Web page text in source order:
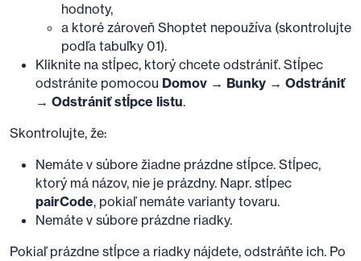
hodnoty,
a ktoré zároveň Shoptet nepoužíva (skontrolujte
podľa tabuľky 01).
Kliknite na stĺpec, ktorý chcete odstrániť. Stĺpec
odstránite pomocou Domov → Bunky → Odstrániť
→ Odstrániť stĺpce listu.
Skontrolujte, že:
Nemáte v súbore žiadne prázdne stĺpce. Stĺpec,
ktorý má názov, nie je prázdny. Napr. stĺpec
pairCode, pokiaľ nemáte varianty tovaru.
Nemáte v súbore prázdne riadky.
Pokiaľ prázdne stĺpce a riadky nájdete, odstráňte ich. Po